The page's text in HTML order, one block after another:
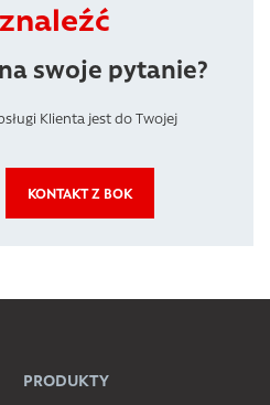
na swoje pytanie?
Klienta jest do Twojej
KONTAKT Z BOK
PRODUKTY